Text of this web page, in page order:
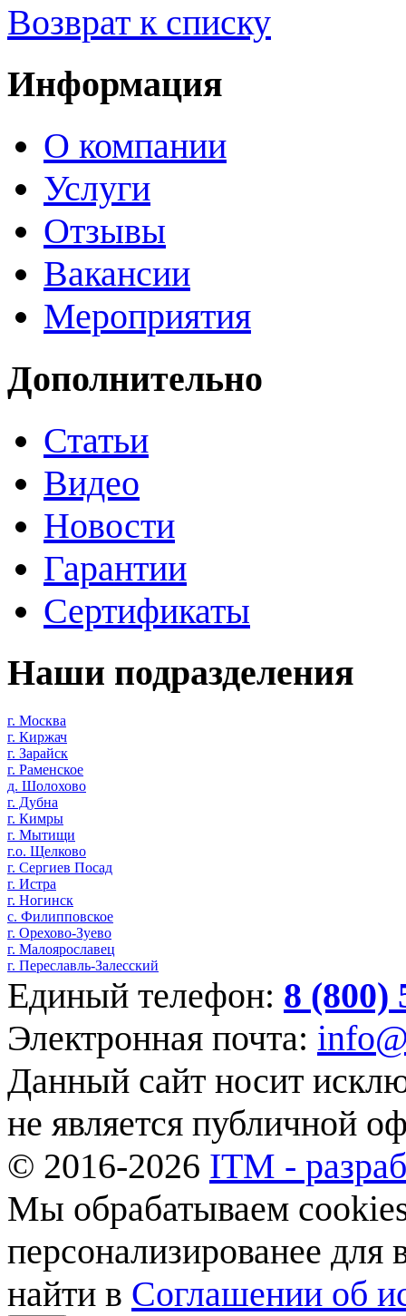
Возврат к списку
Информация
О компании
Услуги
Отзывы
Вакансии
Мероприятия
Дополнительно
Статьи
Видео
Новости
Гарантии
Сертификаты
Наши подразделения
г. Москва
г. Киржач
г. Зарайск
г. Раменское
д. Шолохово
г. Дубна
г. Кимры
г. Мытищи
г.о. Щелково
г. Сергиев Посад
г. Истра
г. Ногинск
с. Филипповское
г. Орехово-Зуево
г. Малоярославец
г. Переславль-Залесский
Единый телефон: 8 (800)
Электронная почта:
Данный сайт носит
не является публичной
© 2016-2026 ITM -
Мы обрабатываем
персонализированее
найти в Соглашении об